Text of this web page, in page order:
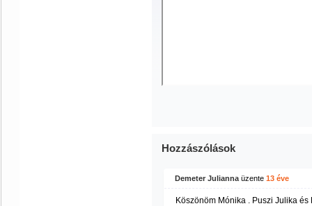
Hozzászólások
Demeter Julianna üzente 13 éve
Köszönöm Mónika . Puszi Julika és